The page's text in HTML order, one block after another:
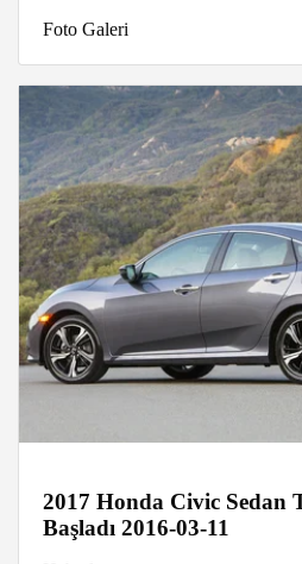
Foto Galeri
2017 Honda Civic Sedan
Başladı 2016-03-11